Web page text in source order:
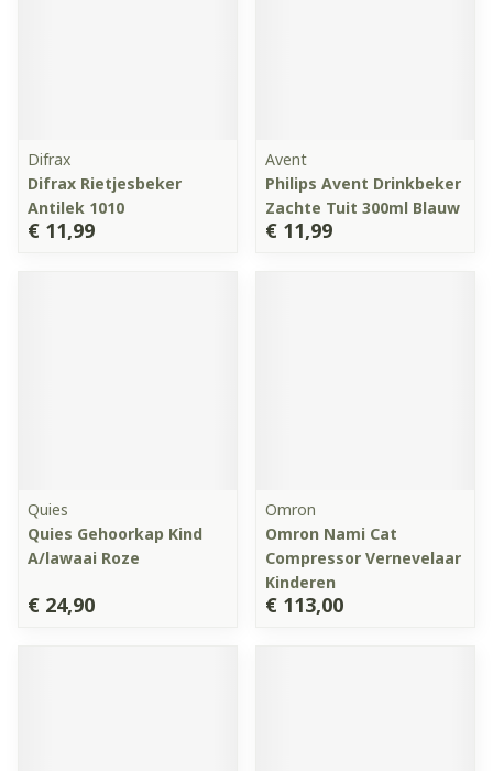
Difrax
Difrax Rietjesbeker
Antilek 1010
€ 11,99
Avent
Philips Avent Drinkbeker
Zachte Tuit 300ml Blauw
€ 11,99
Quies
Quies Gehoorkap Kind
A/lawaai Roze
€ 24,90
Omron
Omron Nami Cat
Compressor Vernevelaar
Kinderen
€ 113,00